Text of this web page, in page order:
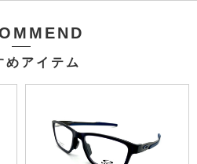
めアイテム